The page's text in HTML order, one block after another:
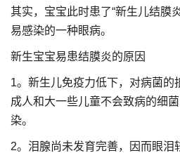
其实，宝宝此时患了“新生儿结膜
易感染的一种眼病。
新生宝宝易患结膜炎的原因
1。新生儿免疫力低下，对病菌的
成人和大一些儿童不会致病的细
染。
2。泪腺尚未发育完善，因而眼泪